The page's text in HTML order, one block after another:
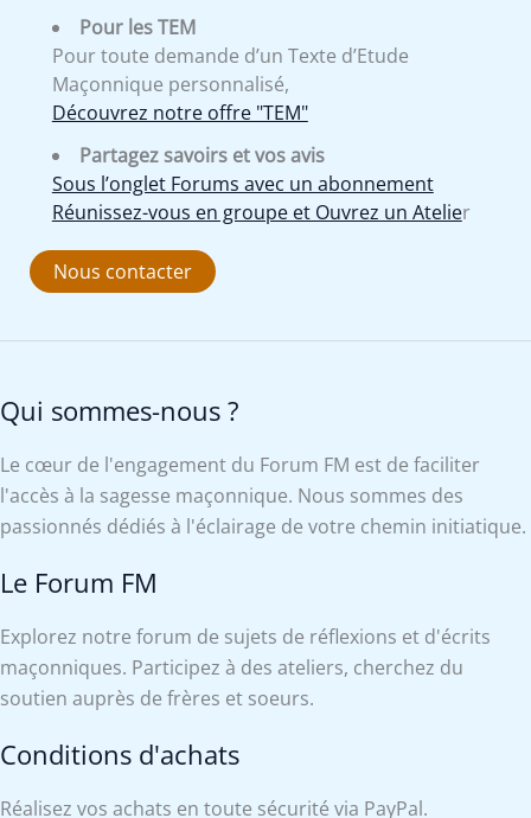
Pour les TEM
Pour toute demande d’un Texte d’Etude
Maçonnique personnalisé,
Découvrez notre offre "TEM"
Partagez savoirs et vos avis
Sous l’onglet Forums avec un abonnement
Réunissez-vous en groupe et Ouvrez un Atelier
Nous contacter
Qui sommes-nous ?
Le cœur de l'engagement du Forum FM est de faciliter
l'accès à la sagesse maçonnique. Nous sommes des
passionnés dédiés à l'éclairage de votre chemin initiatique.
Le Forum FM
Explorez notre forum de sujets de réflexions et d'écrits
maçonniques. Participez à des ateliers, cherchez du
soutien auprès de frères et soeurs.
Conditions d'achats
Réalisez vos achats en toute sécurité via PayPal.